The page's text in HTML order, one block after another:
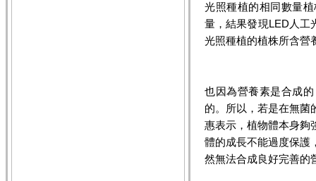
光照種植的相同數量
量，結果發現LED人工
光照種植的植株所含營
也因為營養素是合成
的。所以，若是在無菌
惠表示，植物體本身夠
體的成長不能過度保護
然無法合成良好完善的